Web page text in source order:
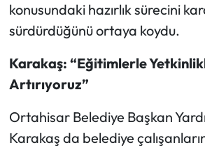
konusundaki hazırlık sürecini
sürdürdüğünü ortaya koydu.
Karakaş: “Eğitimlerle
Artırıyoruz”
Ortahisar Belediye Başkan
Karakaş da belediye